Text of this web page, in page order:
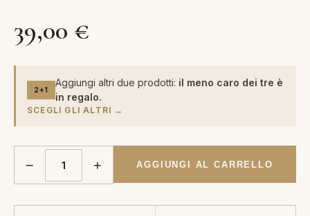
39,00 €
2+1
Aggiungi altri due prodotti: il meno caro dei tre è
in regalo.
SCEGLI GLI ALTRI →
− + AGGIUNGI AL CARRELLO